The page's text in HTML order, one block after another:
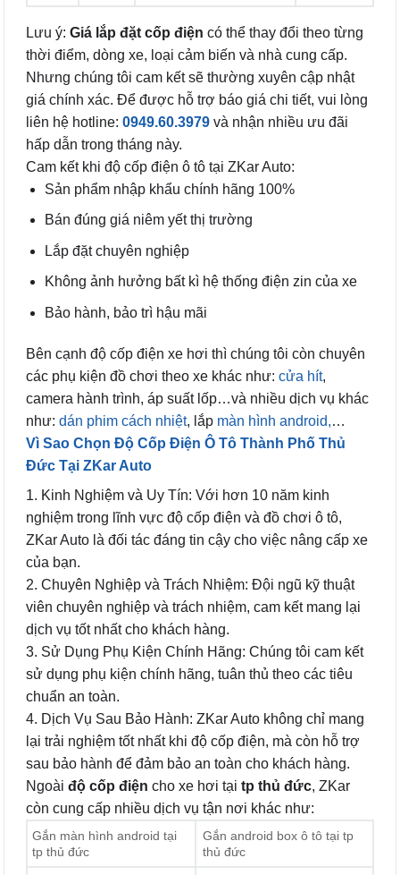
Lưu ý: Giá lắp đặt cốp điện có thể thay đổi theo từng
thời điểm, dòng xe, loại cảm biến và nhà cung cấp.
Nhưng chúng tôi cam kết sẽ thường xuyên cập nhật
giá chính xác. Để được hỗ trợ báo giá chi tiết, vui lòng
liên hệ hotline: 0949.60.3979 và nhận nhiều ưu đãi
hấp dẫn trong tháng này.
Cam kết khi độ cốp điện ô tô tại ZKar Auto:
Sản phẩm nhập khẩu chính hãng 100%
Bán đúng giá niêm yết thị trường
Lắp đặt chuyên nghiệp
Không ảnh hưởng bất kì hệ thống điện zin của xe
Bảo hành, bảo trì hậu mãi
Bên cạnh độ cốp điện xe hơi thì chúng tôi còn chuyên
các phụ kiện đồ chơi theo xe khác như: cửa hít,
camera hành trình, áp suất lốp…và nhiều dịch vụ khác
như: dán phim cách nhiệt, lắp màn hình android,…
Vì Sao Chọn Độ Cốp Điện Ô Tô Thành Phố Thủ
Đức Tại ZKar Auto
1. Kinh Nghiệm và Uy Tín: Với hơn 10 năm kinh
nghiệm trong lĩnh vực độ cốp điện và đồ chơi ô tô,
ZKar Auto là đối tác đáng tin cậy cho việc nâng cấp xe
của bạn.
2. Chuyên Nghiệp và Trách Nhiệm: Đội ngũ kỹ thuật
viên chuyên nghiệp và trách nhiệm, cam kết mang lại
dịch vụ tốt nhất cho khách hàng.
3. Sử Dụng Phụ Kiện Chính Hãng: Chúng tôi cam kết
sử dụng phụ kiện chính hãng, tuân thủ theo các tiêu
chuẩn an toàn.
4. Dịch Vụ Sau Bảo Hành: ZKar Auto không chỉ mang
lại trải nghiệm tốt nhất khi độ cốp điện, mà còn hỗ trợ
sau bảo hành để đảm bảo an toàn cho khách hàng.
Ngoài độ cốp điện cho xe hơi tại tp thủ đức, ZKar
còn cung cấp nhiều dịch vụ tận nơi khác như:
Gắn màn hình android tại
tp thủ đức
Gắn android box ô tô tại tp
thủ đức